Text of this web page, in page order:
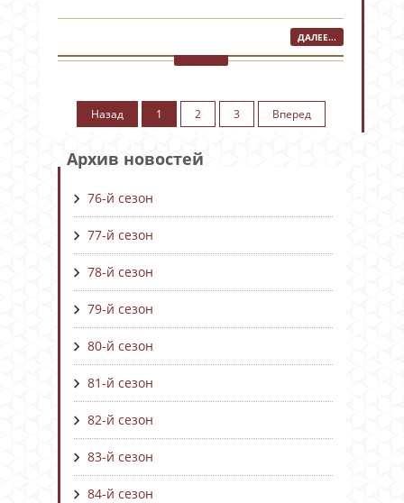
ДАЛЕЕ...
Назад 1 2 3 Вперед
Архив новостей
76-й сезон
77-й сезон
78-й сезон
79-й сезон
80-й сезон
81-й сезон
82-й сезон
83-й сезон
84-й сезон